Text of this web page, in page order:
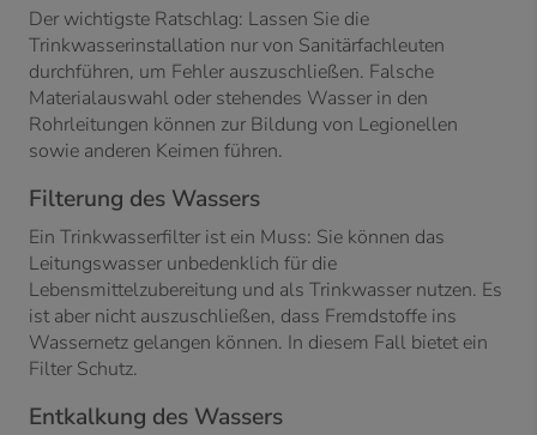
Der wichtigste Ratschlag: Lassen Sie die
Trinkwasserinstallation nur von Sanitärfachleuten
durchführen, um Fehler auszuschließen. Falsche
Materialauswahl oder stehendes Wasser in den
Rohrleitungen können zur Bildung von Legionellen
sowie anderen Keimen führen.
Filterung des Wassers
Ein Trinkwasserfilter ist ein Muss: Sie können das
Leitungswasser unbedenklich für die
Lebensmittelzubereitung und als Trinkwasser nutzen. Es
ist aber nicht auszuschließen, dass Fremdstoffe ins
Wassernetz gelangen können. In diesem Fall bietet ein
Filter Schutz.
Entkalkung des Wassers